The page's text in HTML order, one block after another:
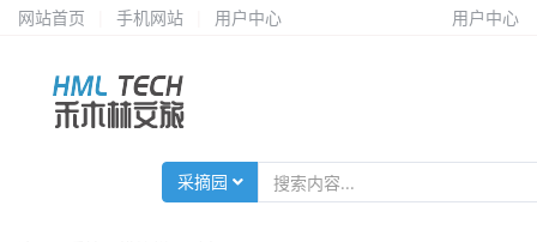
网站首页 手机网站 用户中心 用户中心
采摘园